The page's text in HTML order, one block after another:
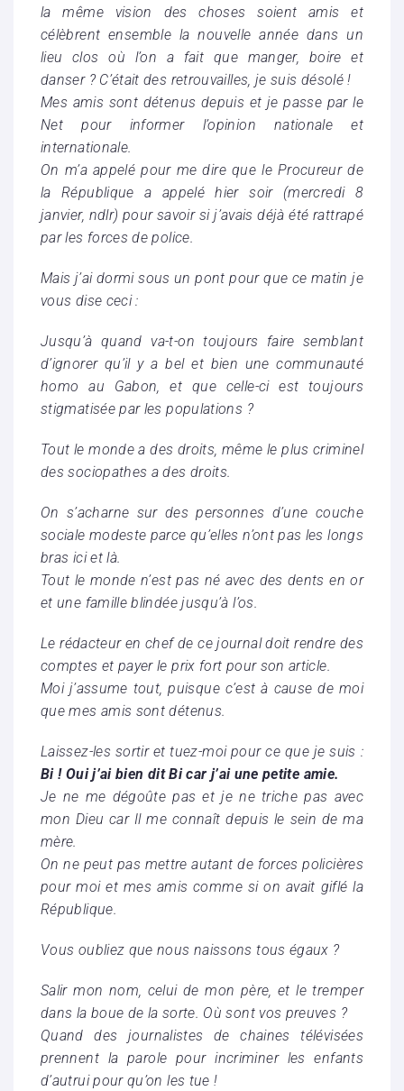
la même vision des choses soient amis et
célèbrent ensemble la nouvelle année dans un
lieu clos où l’on a fait que manger, boire et
danser ? C’était des retrouvailles, je suis désolé !
Mes amis sont détenus depuis et je passe par le
Net pour informer l’opinion nationale et
internationale.
On m’a appelé pour me dire que le Procureur de
la République a appelé hier soir (mercredi 8
janvier, ndlr) pour savoir si j’avais déjà été rattrapé
par les forces de police.
Mais j’ai dormi sous un pont pour que ce matin je
vous dise ceci :
Jusqu’à quand va-t-on toujours faire semblant
d’ignorer qu’il y a bel et bien une communauté
homo au Gabon, et que celle-ci est toujours
stigmatisée par les populations ?
Tout le monde a des droits, même le plus criminel
des sociopathes a des droits.
On s’acharne sur des personnes d’une couche
sociale modeste parce qu’elles n’ont pas les longs
bras ici et là.
Tout le monde n’est pas né avec des dents en or
et une famille blindée jusqu’à l’os.
Le rédacteur en chef de ce journal doit rendre des
comptes et payer le prix fort pour son article.
Moi j’assume tout, puisque c’est à cause de moi
que mes amis sont détenus.
Laissez-les sortir et tuez-moi pour ce que je suis :
Bi ! Oui j’ai bien dit Bi car j’ai une petite amie.
Je ne me dégoûte pas et je ne triche pas avec
mon Dieu car Il me connaît depuis le sein de ma
mère.
On ne peut pas mettre autant de forces policières
pour moi et mes amis comme si on avait giflé la
République.
Vous oubliez que nous naissons tous égaux ?
Salir mon nom, celui de mon père, et le tremper
dans la boue de la sorte. Où sont vos preuves ?
Quand des journalistes de chaines télévisées
prennent la parole pour incriminer les enfants
d’autrui pour qu’on les tue !